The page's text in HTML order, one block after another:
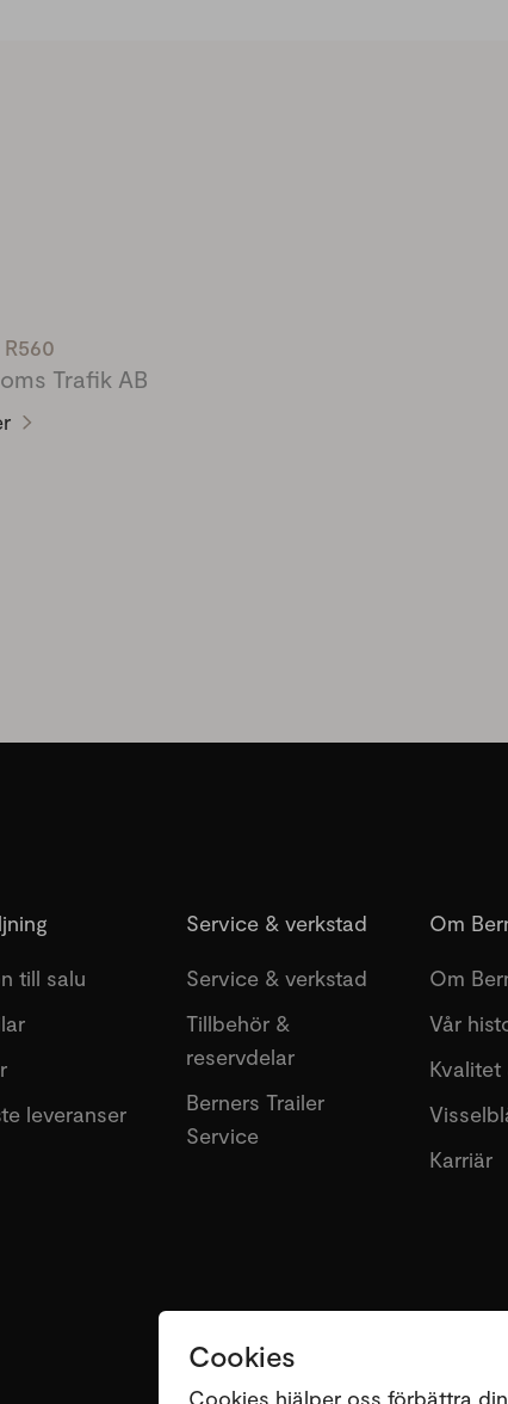
Cookies
Cookies hjälper oss förbättra
Trafik AB
till salu
leveranser
Service & verkstad
Service & verkstad
Tillbehör &
reservdelar
Berners Trailer
Service
Om
Om
Vår
Kvalitet
Karriär